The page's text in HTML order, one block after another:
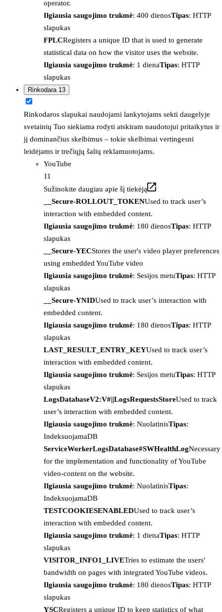
operator.
Ilgiausia saugojimo trukmė: 400 dienosTipas: HTTP
slapukas
FPLCRegisters a unique ID that is used to generate
statistical data on how the visitor uses the website.
Ilgiausia saugojimo trukmė: 1 dienaTipas: HTTP
slapukas
Rinkodara 13
Rinkodaros slapukai naudojami lankytojams sekti daugelyje
svetainių Tuo siekiama rodyti atskiram naudotojui pritaikytus ir
jį dominančius skelbimus – tokie skelbimai vertingesni
leidėjams ir trečiųjų šalių reklamuotojams.
YouTube
11
Sužinokite daugiau apie šį tiekėją
__Secure-ROLLOUT_TOKENUsed to track user’s
interaction with embedded content.
Ilgiausia saugojimo trukmė: 180 dienosTipas: HTTP
slapukas
__Secure-YECStores the user's video player preferences
using embedded YouTube video
Ilgiausia saugojimo trukmė: Sesijos metuTipas: HTTP
slapukas
__Secure-YNIDUsed to track user’s interaction with
embedded content.
Ilgiausia saugojimo trukmė: 180 dienosTipas: HTTP
slapukas
LAST_RESULT_ENTRY_KEYUsed to track user’s
interaction with embedded content.
Ilgiausia saugojimo trukmė: Sesijos metuTipas: HTTP
slapukas
LogsDatabaseV2:V#||LogsRequestsStoreUsed to track
user’s interaction with embedded content.
Ilgiausia saugojimo trukmė: NuolatinisTipas:
IndeksuojamaDB
ServiceWorkerLogsDatabase#SWHealthLogNecessary
for the implementation and functionality of YouTube
video-content on the website.
Ilgiausia saugojimo trukmė: NuolatinisTipas:
IndeksuojamaDB
TESTCOOKIESENABLEDUsed to track user’s
interaction with embedded content.
Ilgiausia saugojimo trukmė: 1 dienaTipas: HTTP
slapukas
VISITOR_INFO1_LIVETries to estimate the users'
bandwidth on pages with integrated YouTube videos.
Ilgiausia saugojimo trukmė: 180 dienosTipas: HTTP
slapukas
YSCRegisters a unique ID to keep statistics of what